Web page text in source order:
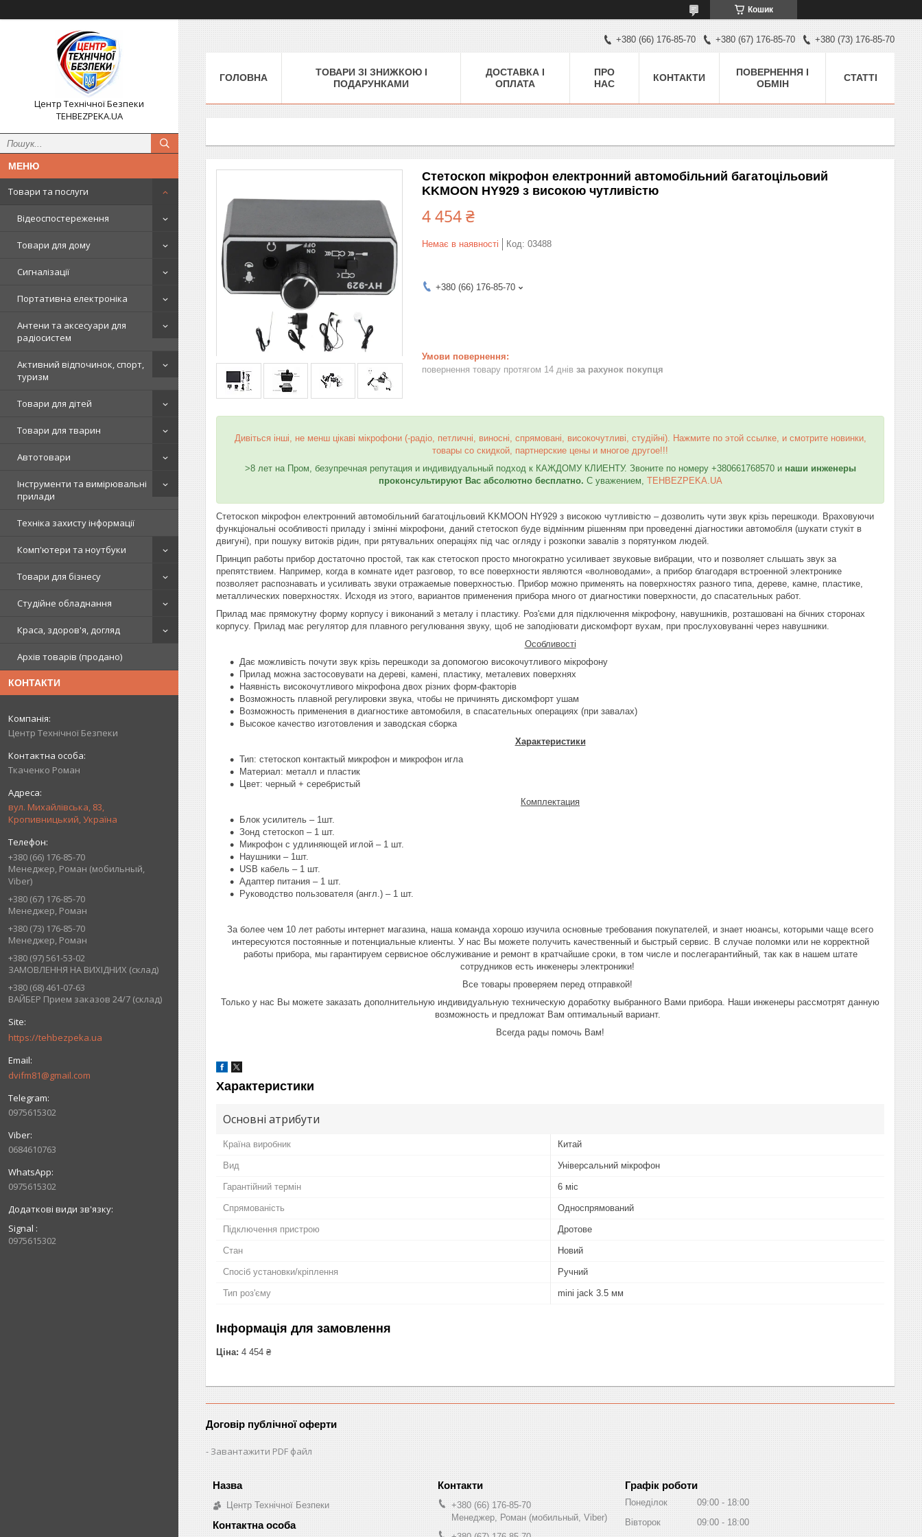
Кошик
Центр Технічної Безпеки
TEHBEZPEKA.UA
Товари та послуги
Відеоспостереження
Товари для дому
Сигналізації
Портативна електроніка
Антени та аксесуари для
радіосистем
Активний відпочинок, спорт,
туризм
Товари для дітей
Товари для тварин
Автотовари
Інструменти та вимірювальні
прилади
Техніка захисту інформації
Комп'ютери та ноутбуки
Товари для бізнесу
Студійне обладнання
Краса, здоров'я, догляд
Архів товарів (продано)
КОНТАКТИ
Центр Технічної Безпеки
Ткаченко Роман
вул. Михайлівська, 83,
Кропивницький, Україна
+380 (66) 176-85-70
Менеджер, Роман (мобильный,
Viber)
+380 (67) 176-85-70
Менеджер, Роман
+380 (73) 176-85-70
Менеджер, Роман
+380 (97) 561-53-02
ЗАМОВЛЕННЯ НА ВИХІДНИХ (склад)
+380 (68) 461-07-63
ВАЙБЕР Прием заказов 24/7 (склад)
https://tehbezpeka.ua
dvifm81@gmail.com
0975615302
0684610763
0975615302
Signal
0975615302
+380 (66) 176-85-70 +380 (67) 176-85-70 +380 (73) 176-85-70
ГОЛОВНА
ТОВАРИ ЗІ ЗНИЖКОЮ І
ПОДАРУНКАМИ
ДОСТАВКА І
ОПЛАТА
ПРО
НАС
КОНТАКТИ
ПОВЕРНЕННЯ І
ОБМІН
СТАТТІ
Стетоскоп мікрофон електронний автомобільний багатоцільовий
KKMOON HY929 з високою чутливістю
4 454 ₴
Немає в наявності Код: 03488
+380 (66) 176-85-70
повернення товару протягом 14 днів за рахунок покупця
Дивіться інші, не менш цікаві мікрофони (-радіо, петличні, виносні, спрямовані, високочутливі, студійні). Нажмите по этой ссылке, и смотрите новинки,
товары со скидкой, партнерские цены и многое другое!!!
>8 лет на Пром, безупречная репутация и индивидуальный подход к КАЖДОМУ КЛИЕНТУ. Звоните по номеру +380661768570 и наши инженеры
проконсультируют Вас абсолютно бесплатно. С уважением, TEHBEZPEKA.UA
Стетоскоп мікрофон електронний автомобільний багатоцільовий KKMOON HY929 з високою чутливістю – дозволить чути звук крізь перешкоди. Враховуючи
функціональні особливості приладу і змінні мікрофони, даний стетоскоп буде відмінним рішенням при проведенні діагностики автомобіля (шукати стукіт в
двигуні), при пошуку витоків рідин, при рятувальних операціях під час огляду і розкопки завалів з порятунком людей.
Принцип работы прибор достаточно простой, так как стетоскоп просто многократно усиливает звуковые вибрации, что и позволяет слышать звук за
препятствием. Например, когда в комнате идет разговор, то все поверхности являются «волноводами», а прибор благодаря встроенной электронике
позволяет распознавать и усиливать звуки отражаемые поверхностью. Прибор можно применять на поверхностях разного типа, дереве, камне, пластике,
металлических поверхностях. Исходя из этого, вариантов применения прибора много от диагностики поверхности, до спасательных работ.
Прилад має прямокутну форму корпусу і виконаний з металу і пластику. Роз'єми для підключення мікрофону, навушників, розташовані на бічних сторонах
корпусу. Прилад має регулятор для плавного регулювання звуку, щоб не заподіювати дискомфорт вухам, при прослуховуванні через навушники.
Особливості
Дає можливість почути звук крізь перешкоди за допомогою високочутливого мікрофону
Прилад можна застосовувати на дереві, камені, пластику, металевих поверхнях
Наявність високочутливого мікрофона двох різних форм-факторів
Возможность плавной регулировки звука, чтобы не причинять дискомфорт ушам
Возможность применения в диагностике автомобиля, в спасательных операциях (при завалах)
Высокое качество изготовления и заводская сборка
Характеристики
Тип: стетоскоп контактый микрофон и микрофон игла
Материал: металл и пластик
Цвет: черный + серебристый
Комплектация
Блок усилитель – 1шт.
Зонд стетоскоп – 1 шт.
Микрофон с удлиняющей иглой – 1 шт.
Наушники – 1шт.
USB кабель – 1 шт.
Адаптер питания – 1 шт.
Руководство пользователя (англ.) – 1 шт.
За более чем 10 лет работы интернет магазина, наша команда хорошо изучила основные требования покупателей, и знает нюансы, которыми чаще всего
интересуются постоянные и потенциальные клиенты. У нас Вы можете получить качественный и быстрый сервис. В случае поломки или не корректной
работы прибора, мы гарантируем сервисное обслуживание и ремонт в кратчайшие сроки, в том числе и послегарантийный, так как в нашем штате
сотрудников есть инженеры электроники!
Все товары проверяем перед отправкой!
Только у нас Вы можете заказать дополнительную индивидуальную техническую доработку выбранного Вами прибора . Наши инженеры рассмотрят данную
возможность и предложат Вам оптимальный вариант.
Всегда рады помочь Вам!
Характеристики
Основні атрибути
Країна виробник Китай
Вид Універсальний мікрофон
Гарантійний термін 6 міс
Спрямованість Односпрямований
Підключення пристрою Дротове
Стан Новий
Спосіб установки/кріплення Ручний
Тип роз'єму mini jack 3.5 мм
Інформація для замовлення
Ціна: 4 454 ₴
Договір публічної оферти
Завантажити PDF файл
Центр Технічної Безпеки
+380 (66) 176-85-70
Менеджер, Роман (мобильный, Viber)
Графік роботи
Понеділок 09:00
18:00
Вівторок
09:00
18:00